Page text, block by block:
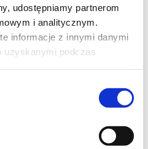
udostępniamy partnerom
i analitycznym.
informacje z innymi danymi
uzyskanymi podczas